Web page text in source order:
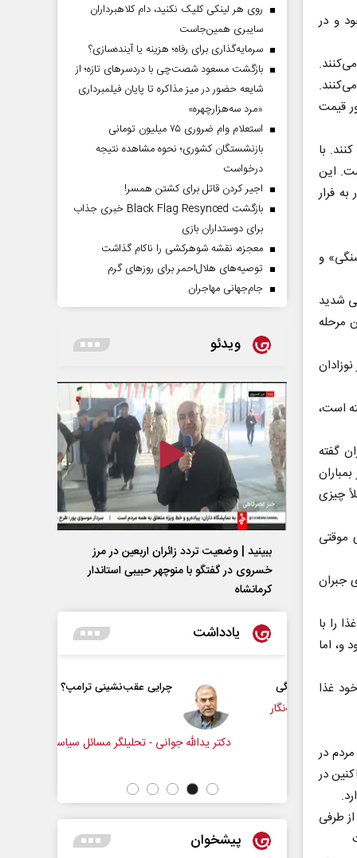
و در
قیمت
با
این
فرار
گرسنگی» و
شدید
مرحله
است،
گفته
چیزی
موقتی
جبران
را با
و، اما
غذا
در
در
طرفی
روی هر لینکی کلیک نکنید، دام کلاهبرداران
سایبری همین‌جاست
سرمایه‌گذاری برای رفاه؛ هزینه یا آینده‌سازی؟
بازگشت مسعود شصت‌چی با دردسر‌های تازه؛ از
شایعه حضور در میز مذاکره تا پایان فیلمبرداری
«مرد سه‌هزارچهره»
استعلام وام ضروری ۷۵ میلیون تومانی
بازنشستگان کشوری؛ نحوه مشاهده نتیجه
درخواست
اجیر کردن قاتل برای کشتن همسر!
بازگشت Black Flag Resynced خبری جذاب
برای دوستداران بازی
معجزه، نقشه شوهرکشی را ناکام گذاشت
توصیه‌های هلال‌احمر برای روز‌های گرم
جام‌جهانی مهاجران
ویدئو
ببینید | وضعیت تردد زائران اربعین در مرز
خسروی در گفتگو با منوچهر حبیبی استاندار
کرمانشاه
یادداشت
زندگی چرایی عقب‌نشینی ترامپ؟
دکتر یدالله جوانی - تحلیلگر مسائل سیاسی
پیشخوان